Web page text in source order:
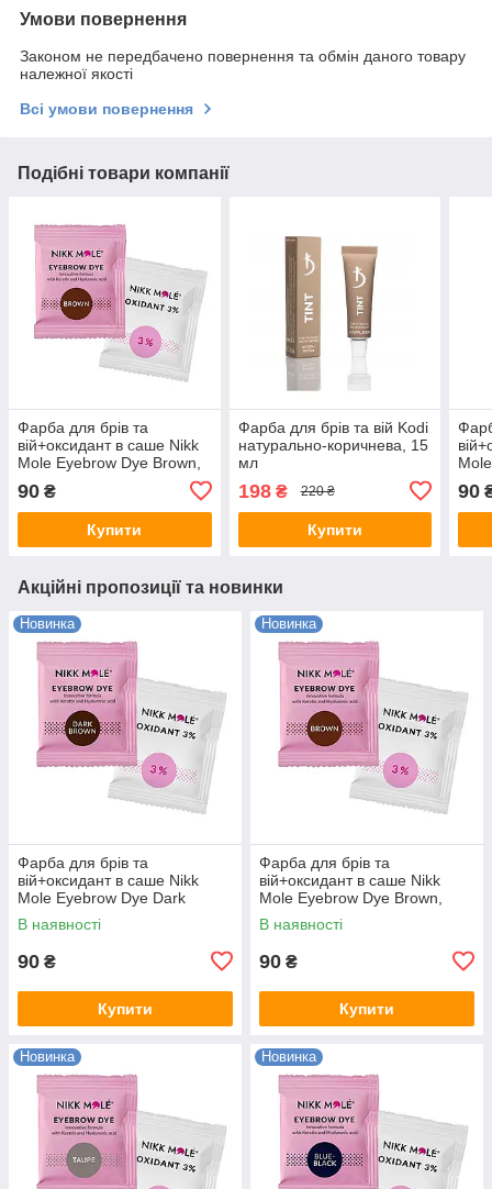
Умови повернення
Законом не передбачено повернення та обмін даного товару
належної якості
Всі умови повернення
Подібні товари компанії
Фарба для брів та
вій+оксидант в саше Nikk
Mole Eyebrow Dye Brown,
90 ₴
Купити
Фарба для брів та вій Kodi
натурально-коричнева, 15
мл
198₴ 220 ₴
Купити
90
Акційні пропозиції та новинки
Новинка
Фарба для брів та
вій+оксидант в саше Nikk
Mole Eyebrow Dye Dark
Brown, темно-коричнева, 5
мл
В наявності
90 ₴
Купити
Новинка
Фарба для брів та
вій+оксидант в саше Nikk
Mole Eyebrow Dye Brown,
коричнева, 5 мл
В наявності
90 ₴
Купити
Новинка Новинка